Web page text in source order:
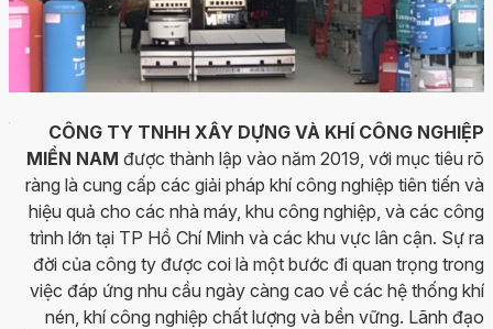
CÔNG TY TNHH XÂY DỰNG VÀ KHÍ CÔNG NGHIỆP
MIỀN NAM được thành lập vào năm 2019, với mục tiêu rõ
ràng là cung cấp các giải pháp khí công nghiệp tiên tiến và
hiệu quả cho các nhà máy, khu công nghiệp, và các công
trình lớn tại TP Hồ Chí Minh và các khu vực lân cận. Sự ra
đời của công ty được coi là một bước đi quan trọng trong
việc đáp ứng nhu cầu ngày càng cao về các hệ thống khí
nén, khí công nghiệp chất lượng và bền vững. Lãnh đạo